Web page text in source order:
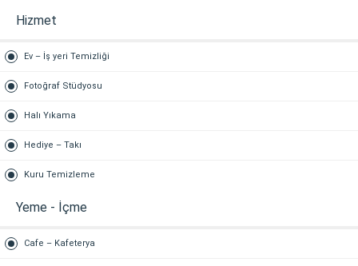
Hizmet
Ev – İş yeri Temizliği
Fotoğraf Stüdyosu
Halı Yıkama
Hediye – Takı
Kuru Temizleme
Yeme - İçme
Cafe – Kafeterya